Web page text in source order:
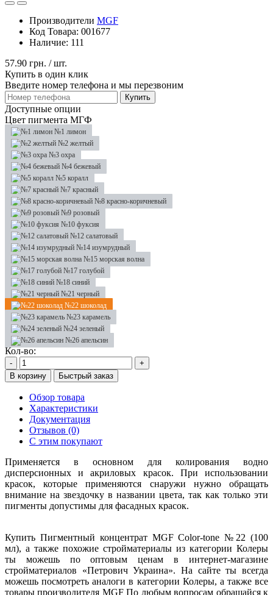
Производители MGF
Код Товара: 001677
Наличие: 111
57.90 грн. / шт.
Купить в один клик
Введите номер телефона и мы перезвоним
Купить
Доступные опции
Цвет пигмента МГФ
№1 лимон
№2 желтый
№3 охра
№4 бежевый
№5 коралл
№7 красный
№8 красно-коричневый
№9 розовый
№10 фуксия
№12 салатовый
№14 изумрудный
№15 морская волна
№17 голубой
№18 синий
№21 черный
№22 шоколад
№23 карамель
№24 зеленый
№26 апельсин
Кол-во:
-
+
В корзину
Быстрый заказ
Обзор товара
Характеристики
Документация
Отзывов (0)
С этим покупают
Применяется в основном для колирования водно
дисперсионных и акриловых красок. При использовании
красок, которые применяются снаружи нужно обращать
внимание на звездочку в названии цвета, так как только эти
пигменты допустимы для фасадных красок.
Купить Пигментный концентрат MGF Color-tone №22 (100
мл), а также похожие стройматериалы из категории Колеры
ты можешь по оптовым ценам в интернет-магазине
стройматериалов «Петрович Украина». На сайте ты всегда
можешь посмотреть аналоги в категории Колеры, а также все
товары производителя MGF По любым вопросам обращайся к